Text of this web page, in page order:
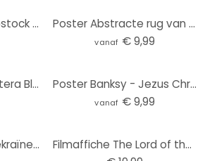
Poster FC Hansa Rostock Stadion Poster Abstracte rug van een vrouw - Westenhofer
vanaf € 9,99
Poster Kvilis - Monstera Blad Poster Banksy - Jezus Christus met boodschappentassen
vanaf € 9,99
Poster Banksy in Oekraïne - Handstand
Filmaffiche The Lord of the Rings - Balrog film, poster (60 x 90 cm)